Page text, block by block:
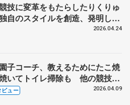
技に変革をもたらしたりくりゅ
自のスタイルを創造、発明した
発表後②】
2026.04.24
子コーチ、教えるためにたこ焼
いてトイレ掃除も 他の競技に
するという坂本花織の筋肉
ビュー 2026.04.09